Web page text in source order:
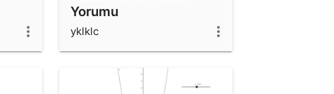
Yorumu
yklklc